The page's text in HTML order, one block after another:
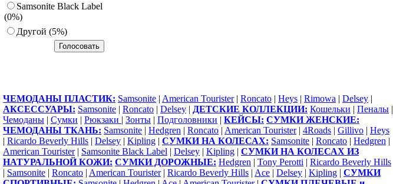
Samsonite Black Label
(0%)
Другoй (5%)
ЧЕМОДАНЫ ПЛАСТИК: Samsonite | American Tourister| Roncato | Heys | Rimowa | Delsey |
АКСЕССУАРЫ: Samsonite | Roncato | Delsey | ДЕТСКИЕ КОЛЛЕКЦИИ: Кошельки | Пеналы |
Чемоданы | Сумки | Рюкзаки | Зонты | Подголовники | КЕЙСЫ: СУМКИ ЖЕНСКИЕ:
ЧЕМОДАНЫ ТКАНЬ: Samsonite | Hedgren | Roncato | American Tourister| 4Roads | Gillivo | Heys
| Ricardo Beverly Hills | Delsey | Kipling | СУМКИ НА КОЛЕСАХ: Samsonite | Roncato | Hedgren |
American Tourister| Samsonite Black Label | Delsey | Kipling | СУМКИ НА КОЛЕСАХ ИЗ
НАТУРАЛЬНОЙ КОЖИ: СУМКИ ДОРОЖНЫЕ: Hedgren | Tony Perotti | Ricardo Beverly Hills
| Samsonite | Roncato | American Tourister| Ricardo Beverly Hills | Ace | Delsey | Kipling | СУМКИ